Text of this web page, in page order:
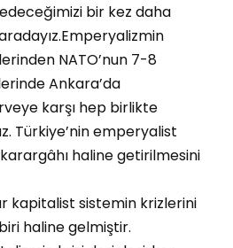
bir kez daha
NATO’nun 7-8
Ankara’da
karşı hep birlikte
Türkiye’nin emperyalist
haline getirilmesini
kapitalist sistemin krizlerini
haline gelmiştir.